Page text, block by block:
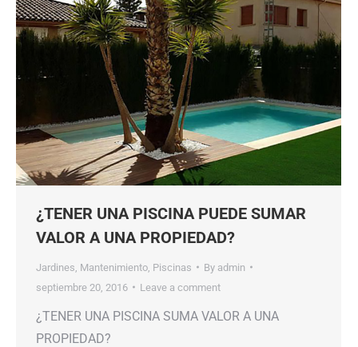
¿TENER UNA PISCINA PUEDE SUMAR
VALOR A UNA PROPIEDAD?
Jardines Mantenimiento Piscinas By admin
septiembre 20, 2016
Leave a comment
¿TENER UNA PISCINA SUMA VALOR A UNA
PROPIEDAD?